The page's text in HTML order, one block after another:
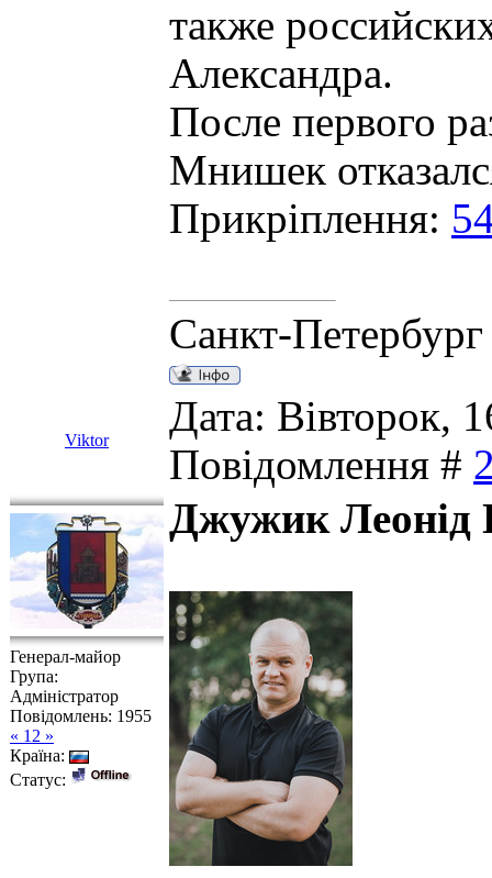
также
Александра.
После первого
Мнишек
Прикріплення:
Санкт-Петербург
Viktor
Дата: Вівторок,
Повідомлення #
Генерал-майор
Група:
Адміністратор
Повідомлень: 1955
« 12 »
Країна:
Статус:
Джужик Леонід